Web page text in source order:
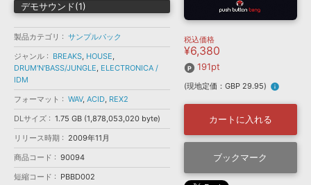
サンプルパック »
ソフトウェア／ツール »
DAW »
効果音 »
BGM »
特集 »
ニュースレター »
SONICWIREブログ »
製品サポート情報 »
DTMガイド »
FAQ »
お問い合わせ »
音楽カード
楽曲配信流通 サービス
無償のサウンド管理ソフト
ソフト音源 プラグイン・エフェクト
ソフトウェア／ツール DAW 効果音
フォーマット
ランキング
デモサウンド(1)
製品カテゴリ
サンプルパック
ジャンル
BREAKS, HOUSE,
DRUM'N'BASS/JUNGLE, ELECTRONICA /
IDM
フォーマット
WAV, ACID, REX2
DLサイズ
1.75 GB (1,878,053,020 byte)
リリース時期
2009年11月
商品コード
90094
短縮コード
PBBD002
税込価格
¥6,380
191pt
(現地定価：GBP 29.95) info
カートに入れる
ブックマーク